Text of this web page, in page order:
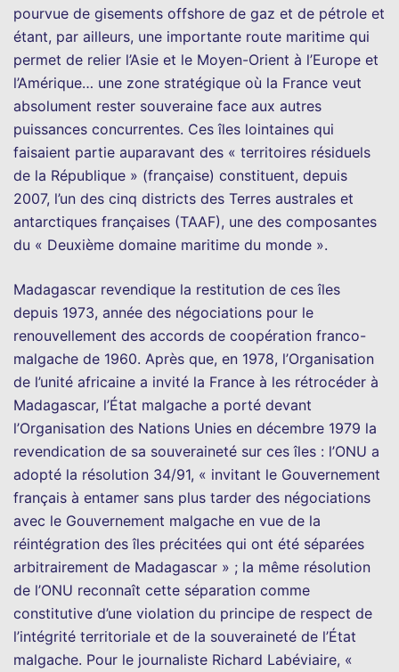
pourvue de gisements offshore de gaz et de pétrole et
étant, par ailleurs, une importante route maritime qui
permet de relier l’Asie et le Moyen-Orient à l’Europe et
l’Amérique… une zone stratégique où la France veut
absolument rester souveraine face aux autres
puissances concurrentes. Ces îles lointaines qui
faisaient partie auparavant des « territoires résiduels
de la République » (française) constituent, depuis
2007, l’un des cinq districts des Terres australes et
antarctiques françaises (TAAF), une des composantes
du « Deuxième domaine maritime du monde ».
Madagascar revendique la restitution de ces îles
depuis 1973, année des négociations pour le
renouvellement des accords de coopération franco-
malgache de 1960. Après que, en 1978, l’Organisation
de l’unité africaine a invité la France à les rétrocéder à
Madagascar, l’État malgache a porté devant
l’Organisation des Nations Unies en décembre 1979 la
revendication de sa souveraineté sur ces îles : l’ONU a
adopté la résolution 34/91, « invitant le Gouvernement
français à entamer sans plus tarder des négociations
avec le Gouvernement malgache en vue de la
réintégration des îles précitées qui ont été séparées
arbitrairement de Madagascar » ; la même résolution
de l’ONU reconnaît cette séparation comme
constitutive d’une violation du principe de respect de
l’intégrité territoriale et de la souveraineté de l’État
malgache. Pour le journaliste Richard Labéviaire, «